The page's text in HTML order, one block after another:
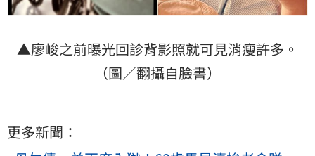
▲廖峻之前曝光回診背影照就可見消瘦許多。
（圖／翻攝自臉書）
更多新聞：